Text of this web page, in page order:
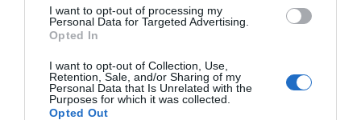
I want to opt-out of processing my
Personal Data for Targeted Advertising.
Opted In
I want to opt-out of Collection, Use,
Retention, Sale, and/or Sharing of my
Personal Data that Is Unrelated with the
Purposes for which it was collected.
Opted Out
Ηλικία